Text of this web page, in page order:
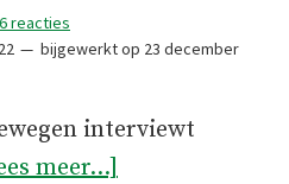
6 reacties
bijgewerkt op 23 december
interviewt
meer...]